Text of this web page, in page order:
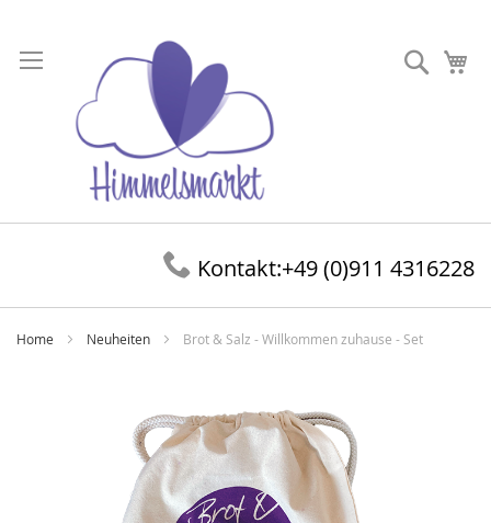
zum
Inhalt
Suche
Kontakt:+49 (0)911 4316228
Home Neuheiten Brot & Salz - Willkommen zuhause - Set